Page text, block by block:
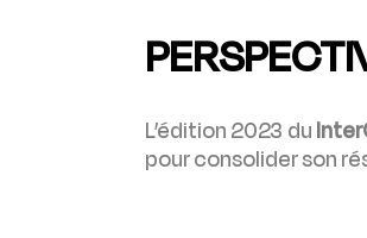
L’édition 2023 du
pour consolider son